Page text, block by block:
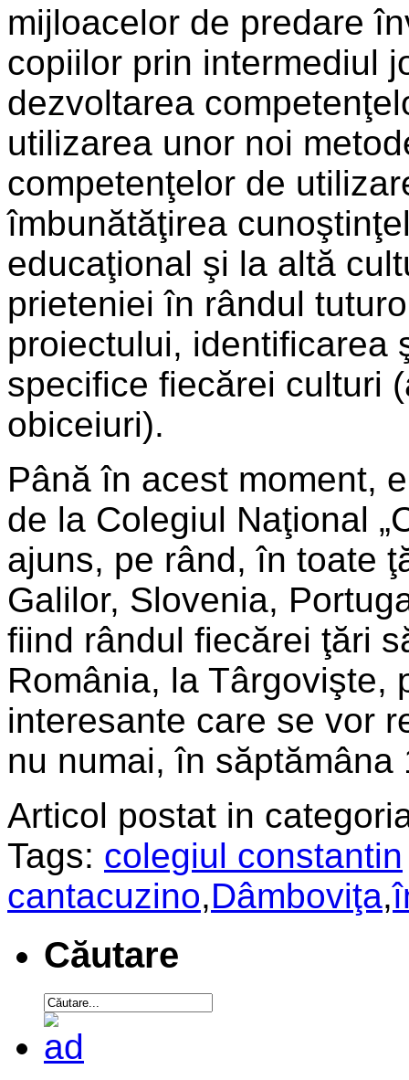
mijloacelor de predare
copiilor prin intermediul
dezvoltarea
utilizarea unor noi
competenţelor de
îmbunătăţirea
educaţional şi la altă
prieteniei în rândul
proiectului, identificarea
specifice fiecărei culturi
obiceiuri).
Până în acest moment,
de la Colegiul Naţional
ajuns, pe rând, în toate
Galilor, Slovenia,
fiind rândul fiecărei ţări
România, la Târgovişte,
interesante care se vor
nu numai, în săptămâna
Articol postat in
Tags: colegiul constantin
cantacuzino,Dâmboviţa,
Căutare